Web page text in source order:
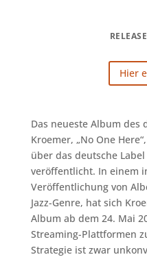
Hier
Das neueste Album des
Kroemer, „No One
über das deutsche
veröffentlicht. In einem
Veröffentlichung von
Jazz-Genre, hat sich
Album ab dem 24. Mai
Streaming-Plattformen
Strategie ist zwar